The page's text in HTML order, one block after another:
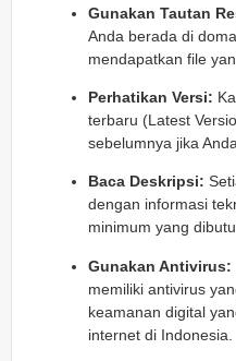
Gunakan Tautan
Anda berada di
mendapatkan file
Perhatikan Versi:
terbaru (Latest
sebelumnya jika
Baca Deskripsi:
dengan informasi
minimum yang
Gunakan Antivirus:
memiliki antivirus
keamanan digital
internet di Indonesia.